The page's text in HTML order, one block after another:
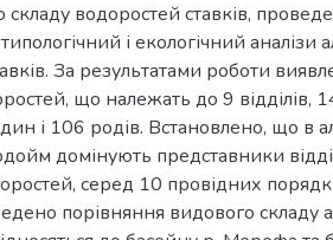
водоростей ставків,
і екологічний аналізи
За результатами роботи
що належать до 9 відділів,
і 106 родів. Встановлено, що в
домінують представники
серед 10 провідних
порівняння видового складу